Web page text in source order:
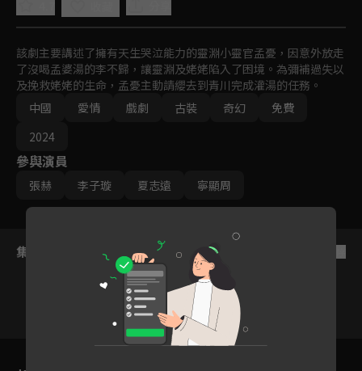
該劇主要講述了擁有天生哭泣能力的靈淵小靈官孟憂，因意外放走
了沒喝孟婆湯的李不歸，讓靈淵及姥姥陷入了困境。為彌補過失以
及挽救姥姥的生命，孟憂主動請纓去到青川完成灌湯的任務。
中國
愛情 戲劇 古裝 奇幻
免費
2024
參與演員
張赫 李子璇 夏志遠 寧顯周
集數列表
9 10 11